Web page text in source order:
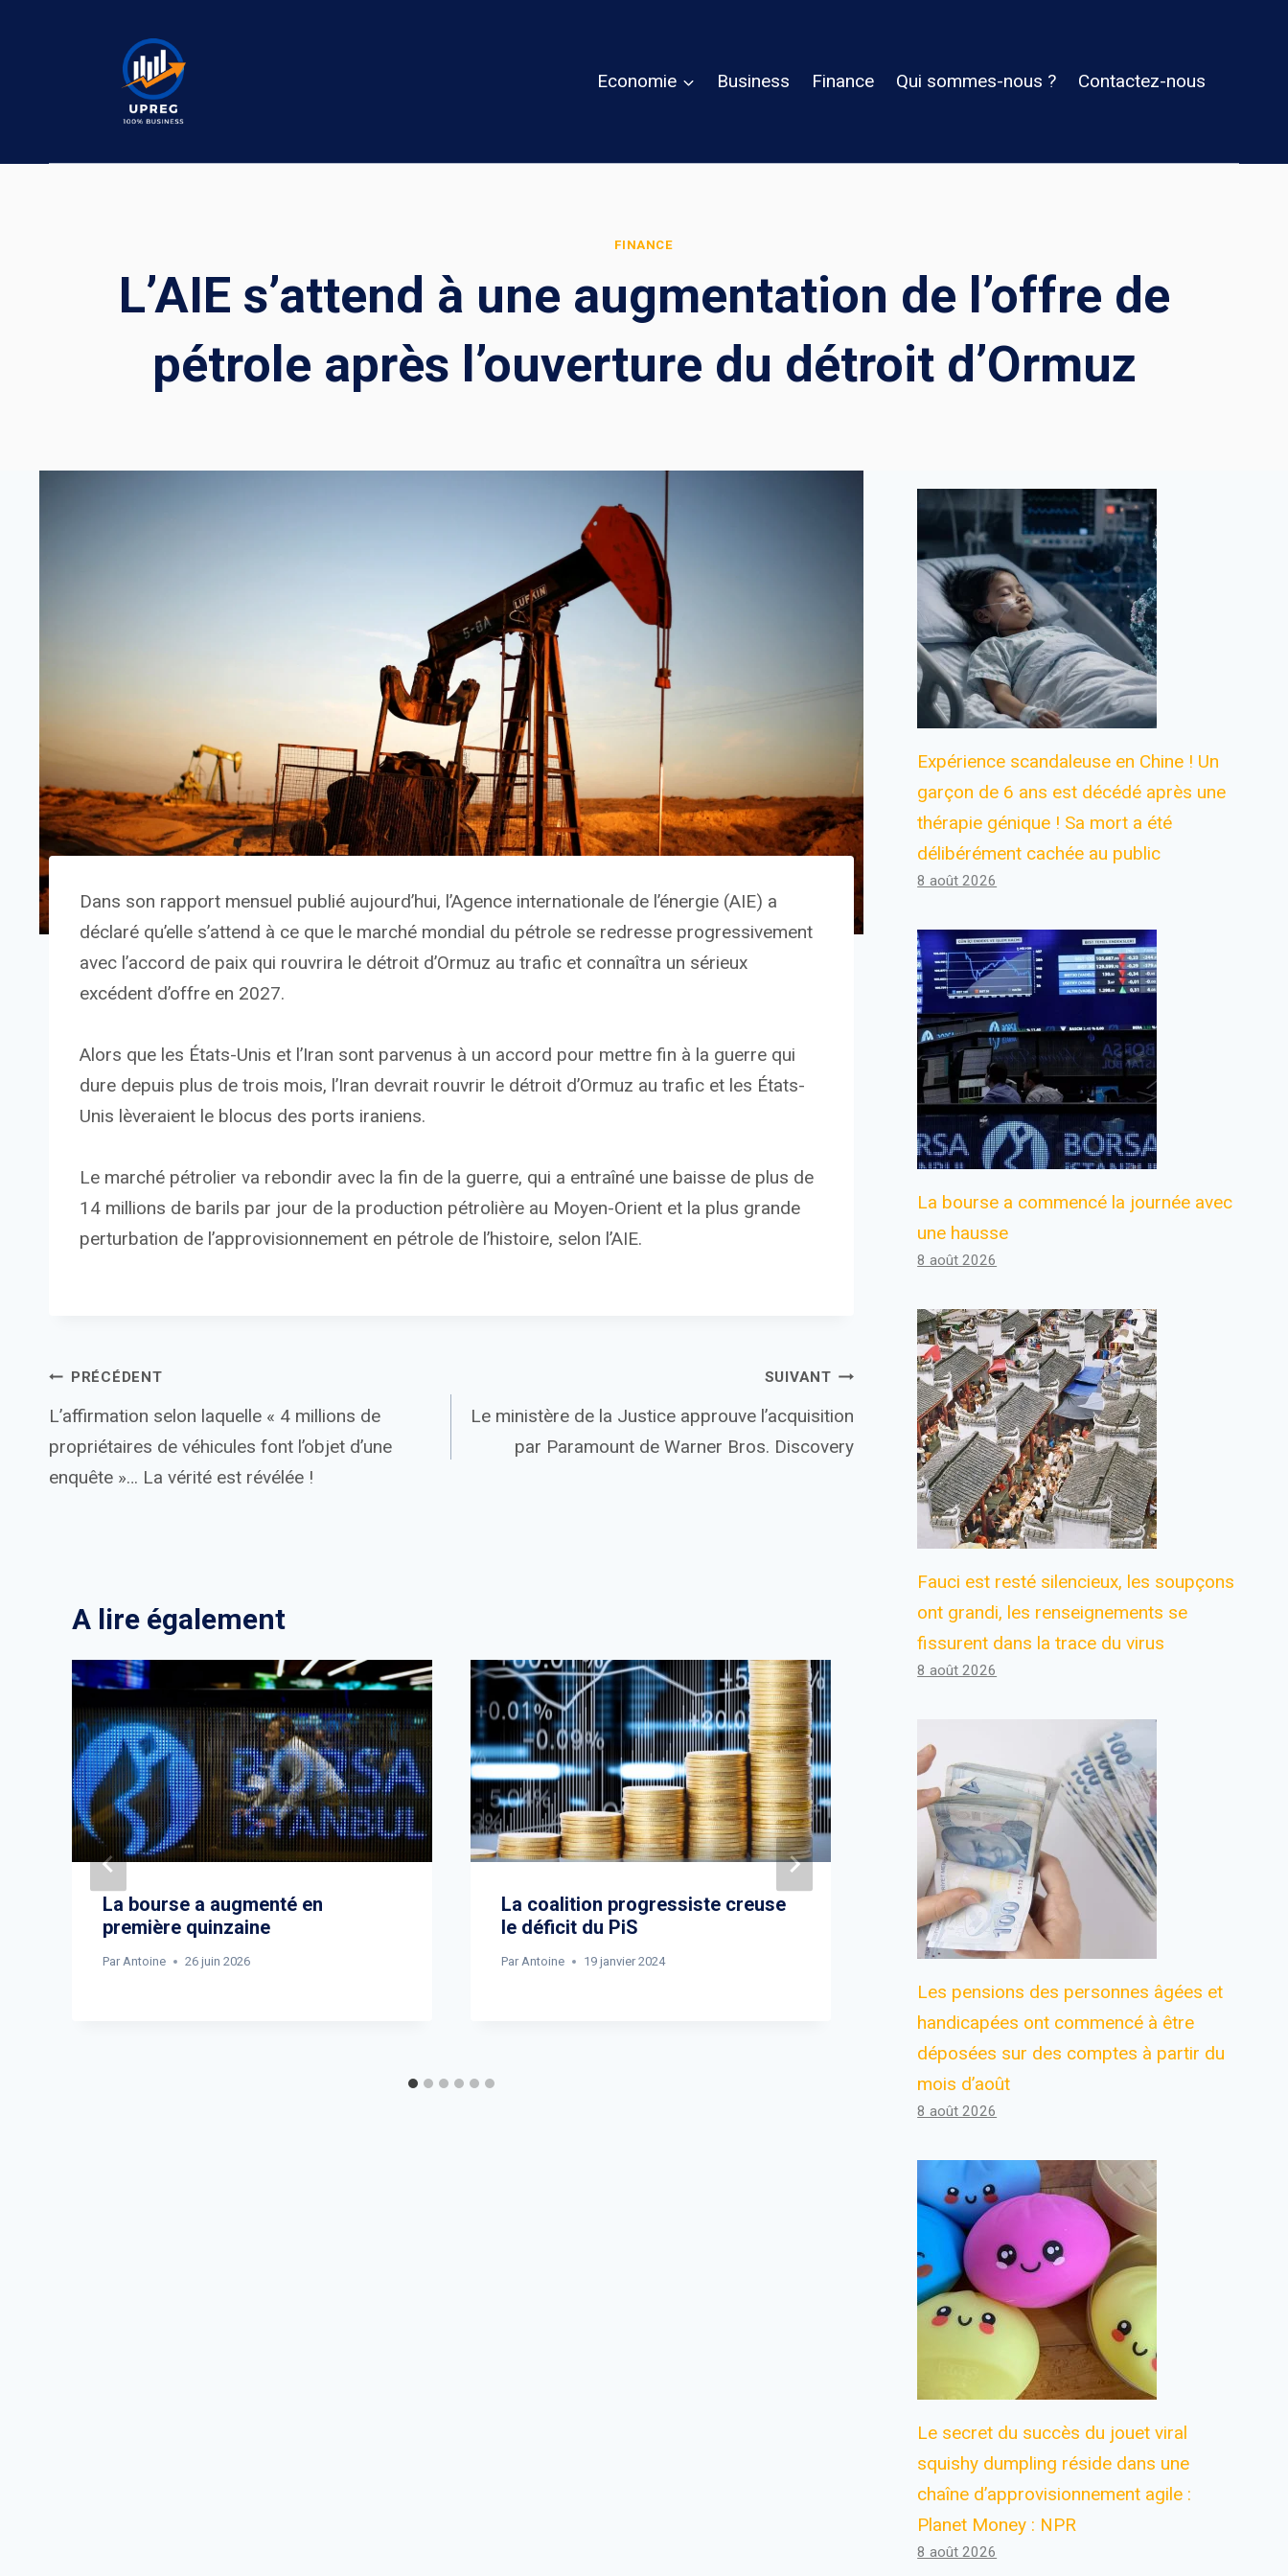
Economie Business Finance Qui sommes-nous ? Contactez-nous
FINANCE
L’AIE s’attend à une augmentation de l’offre de
pétrole après l’ouverture du détroit d’Ormuz
Dans son rapport mensuel publié aujourd’hui, l’Agence internationale de l’énergie (AIE) a
déclaré qu’elle s’attend à ce que le marché mondial du pétrole se redresse progressivement
avec l’accord de paix qui rouvrira le détroit d’Ormuz au trafic et connaîtra un sérieux
excédent d’offre en 2027.
Alors que les États-Unis et l’Iran sont parvenus à un accord pour mettre fin à la guerre qui
dure depuis plus de trois mois, l’Iran devrait rouvrir le détroit d’Ormuz au trafic et les États-
Unis lèveraient le blocus des ports iraniens.
Le marché pétrolier va rebondir avec la fin de la guerre, qui a entraîné une baisse de plus de
14 millions de barils par jour de la production pétrolière au Moyen-Orient et la plus grande
perturbation de l’approvisionnement en pétrole de l’histoire, selon l’AIE.
Navigation
de
l’article
PRÉCÉDENT
L’affirmation selon laquelle « 4 millions de
propriétaires de véhicules font l’objet d’une
enquête »… La vérité est révélée !
SUIVANT
Le ministère de la Justice approuve l’acquisition
par Paramount de Warner Bros. Discovery
A lire également
La bourse a augmenté en
première quinzaine
Par Antoine 26 juin 2026
La coalition progressiste creuse
le déficit du PiS
Par Antoine 19 janvier 2024
Les émissions de gaz à effet de
serre de la Turquie ont augmenté
de 5,3 % en 2024
Antoine 29 mars 2026
Expérience scandaleuse en Chine ! Un
garçon de 6 ans est décédé après une
thérapie génique ! Sa mort a été
délibérément cachée au public
8 août 2026
La bourse a commencé la journée avec
une hausse
8 août 2026
Fauci est resté silencieux, les soupçons
ont grandi, les renseignements se
fissurent dans la trace du virus
8 août 2026
Les pensions des personnes âgées et
handicapées ont commencé à être
déposées sur des comptes à partir du
mois d’août
8 août 2026
Le secret du succès du jouet viral
squishy dumpling réside dans une
chaîne d’approvisionnement agile :
Planet Money : NPR
8 août 2026